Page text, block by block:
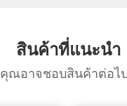
สินค้าที่แนะนํา
คุณอาจชอบสินค้าต่อไ